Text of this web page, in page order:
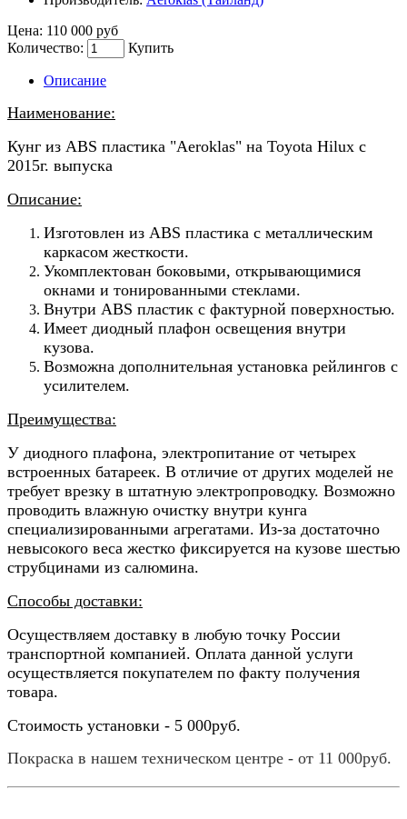
Цена: 110 000 руб
Количество:
Купить
Описание
Наименование:
Кунг из ABS пластика "Aeroklas" на Toyota Hilux с
2015г. выпуска
Описание:
Изготовлен из ABS пластика с металлическим
каркасом жесткости.
Укомплектован боковыми, открывающимися
окнами и тонированными стеклами.
Внутри ABS пластик с фактурной поверхностью.
Имеет диодный плафон освещения внутри
кузова.
Возможна дополнительная установка рейлингов с
усилителем.
Преимущества:
У диодного плафона, электропитание от четырех
встроенных батареек. В отличие от других моделей не
требует врезку в штатную электропроводку. Возможно
проводить влажную очистку внутри кунга
специализированными агрегатами. Из-за достаточно
невысокого веса жестко фиксируется на кузове шестью
струбцинами из салюмина.
Способы доставки:
Осуществляем доставку в любую точку России
транспортной компанией. Оплата данной услуги
осуществляется покупателем по факту получения
товара.
Стoимoсть устанoвки - 5 000руб.
Покраска в нашем техническом центре - от 11 000руб.